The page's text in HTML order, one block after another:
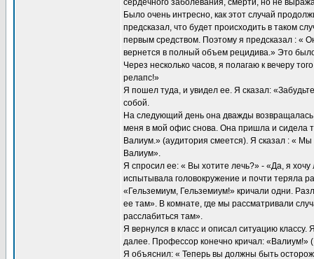
сердечного заболевания, смерти, но не
Было очень интресно, как этот случай
предсказал, что будет происходить в таком
первым средством. Поэтому я предсказал : «
вернется в полный объем рецидива.» Это
Через несколько часов, я полагаю к вечеру
релапс!»
Я пошел туда, и увидел ее. Я сказал:
собой.
На следующий день она дважды
меня в мой офис снова. Она пришла и сидела
Валиум.» (аудитория смеется). Я сказал : «
Валиум».
Я спросил ее: « Вы хотите лечь?» - «Да, я
испытывала головокружение и почти теряла
«Гельземиум, Гельземиум!» кричали одни.
ее там». В комнате, где мы рассматривали
расслабиться там».
Я вернулся в класс и описал ситуацию
далее. Профессор конечно кричал: «Валиум!»
Я объяснил: « Теперь вы должны быть